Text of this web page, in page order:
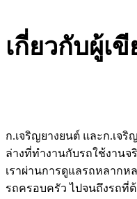
เกี่ยวกับผู้เ
ก.เจริญยางยนต์ และก.เจ
ล่างที่ทำงานกับรถใช้งานจ
เราผ่านการดูแลรถหลากห
รถครอบครัว ไปจนถึงรถที่